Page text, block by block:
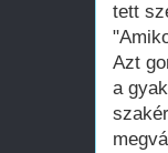
tett
Azt
a